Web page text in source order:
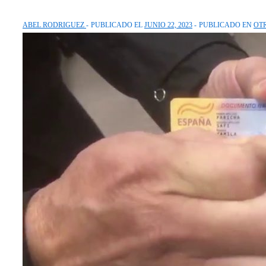
ABEL RODRIGUEZ PUBLICADO EL JUNIO 22, 2023 PUBLICADO EN